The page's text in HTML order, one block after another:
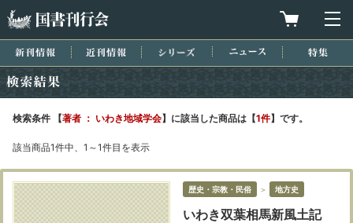
買物カゴを
新刊情報 近刊情報 シリーズ ニュース
検索条件 【著者 ： いわき地域学会】に該当した商品は【1件】です。
該当商品1件中、1～1件目を表示
歴史・宗教・民俗 ＞ 地方史
いわき双葉相馬新風土記